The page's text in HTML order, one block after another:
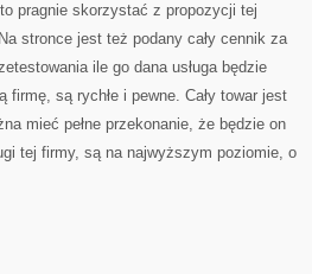
pragnie skorzystać z propozycji tej
stronce jest też podany cały cennik za
ile go dana usługa będzie
są rychłe i pewne. Cały towar jest
mieć pełne przekonanie, że będzie on
tej firmy, są na najwyższym poziomie, o